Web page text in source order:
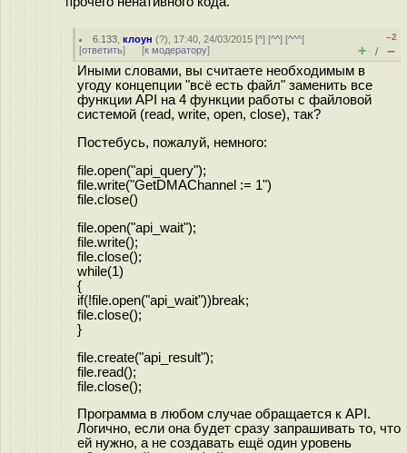
6.133 ,клоун (?), 17:40, 24/03/2015 [^] [^^] [^^^]
[ответить] [к модератору]
–2
+ / –
Иными словами, вы считаете необходимым в
угоду концепции "всё есть файл" заменить все
функции API на 4 функции работы с файловой
системой (read, write, open, close), так?
Постебусь, пожалуй, немного:
file.open("api_query");
file.write("GetDMAChannel := 1")
file.close()
file.open("api_wait");
file.write();
file.close();
while(1)
{
if(!file.open("api_wait"))break;
file.close();
}
file.create("api_result");
file.read();
file.close();
Программа в любом случае обращается к API.
Логично, если она будет сразу запрашивать то, что
ей нужно, а не создавать ещё один уровень